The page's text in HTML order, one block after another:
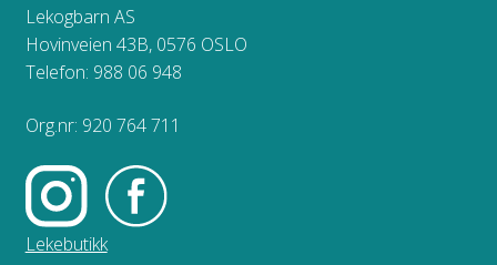
Lekogbarn AS
Hovinveien 43B, 0576 OSLO
Telefon: 988 06 948
Org.nr: 920 764 711
Lekebutikk